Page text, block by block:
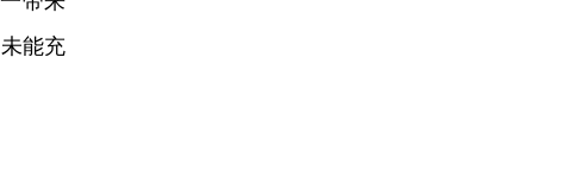
能充